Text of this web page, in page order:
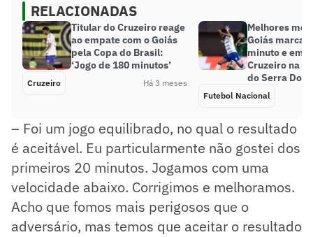
RELACIONADAS
Titular do Cruzeiro reage
ao empate com o Goiás
pela Copa do Brasil:
‘Jogo de 180 minutos’
Cruzeiro Há 3 meses
Melhores
Goiás marca
minuto e
Cruzeiro na
do Serra
Futebol Nacional
– Foi um jogo equilibrado, no qual o resultado
é aceitável. Eu particularmente não gostei dos
primeiros 20 minutos. Jogamos com uma
velocidade abaixo. Corrigimos e melhoramos.
Acho que fomos mais perigosos que o
adversário, mas temos que aceitar o resultado